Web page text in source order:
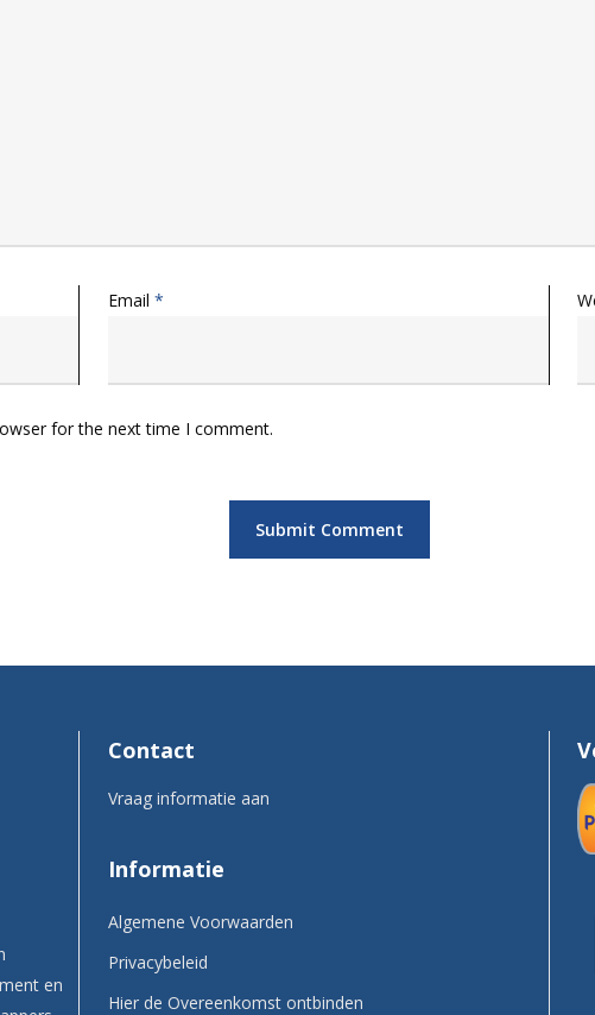
Email *
for the next time I comment.
en
Contact
Vraag informatie aan
Informatie
Algemene Voorwaarden
Privacybeleid
Hier de Overeenkomst ontbinden